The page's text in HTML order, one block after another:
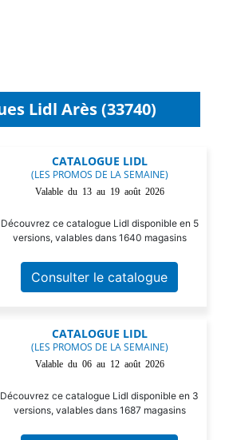
Lidl Arès (33740)
CATALOGUE LIDL
(LES PROMOS DE LA SEMAINE)
Valable du 13 au 19 août 2026
Découvrez ce catalogue Lidl disponible en 5
versions, valables dans 1640 magasins
Consulter le catalogue
CATALOGUE LIDL
(LES PROMOS DE LA SEMAINE)
Valable du 06 au 12 août 2026
Découvrez ce catalogue Lidl disponible en 3
versions, valables dans 1687 magasins